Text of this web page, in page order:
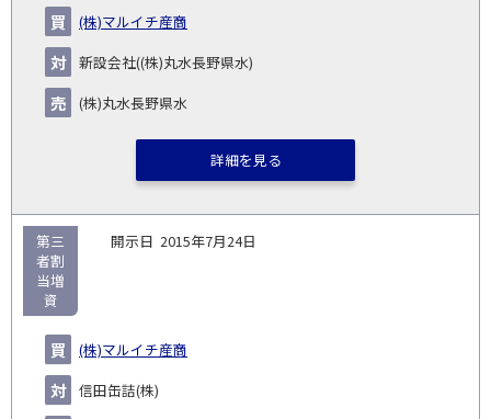
示
い
企
業・
事業
(株)マルイチ産商
新設会社((株)丸水長野県水)
(株)丸水長野県水
詳細を見る
2015年7月24日
(株)マルイチ産商
信田缶詰(株)
第三
者割
当増
資